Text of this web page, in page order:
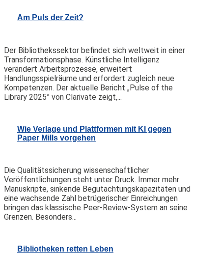
Am Puls der Zeit?
Der Bibliothekssektor befindet sich weltweit in einer
Transformationsphase. Künstliche Intelligenz
verändert Arbeitsprozesse, erweitert
Handlungsspielräume und erfordert zugleich neue
Kompetenzen. Der aktuelle Bericht „Pulse of the
Library 2025” von Clarivate zeigt,...
Wie Verlage und Plattformen mit KI gegen
Paper Mills vorgehen
Die Qualitätssicherung wissenschaftlicher
Veröffentlichungen steht unter Druck. Immer mehr
Manuskripte, sinkende Begutachtungskapazitäten und
eine wachsende Zahl betrügerischer Einreichungen
bringen das klassische Peer-Review-System an seine
Grenzen. Besonders...
Bibliotheken retten Leben